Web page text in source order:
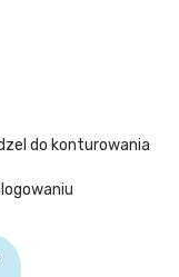
do konturowania